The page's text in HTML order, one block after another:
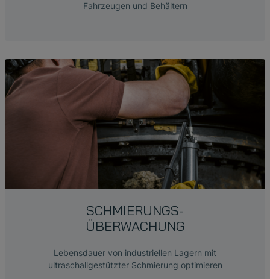
Fahrzeugen und Behältern
SCHMIERUNGS-
ÜBERWACHUNG
Lebensdauer von industriellen Lagern mit
ultraschallgestützter Schmierung optimieren